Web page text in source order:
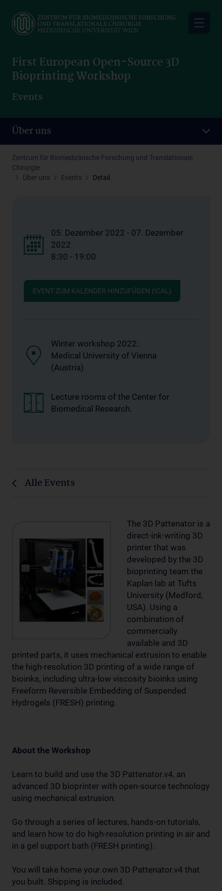
main
First European Open-Source 3D
Bioprinting Workshop
Events
Über uns
Zentrum für Biomedizinische Forschung und Translationale
Chirurgie
Über uns
Events Detail
05. Dezember 2022 - 07. Dezember
2022
8:30 - 19:00
EVENT ZUM KALENDER HINZUFÜGEN (ICAL)
Winter workshop 2022:
Medical University of Vienna
(Austria)
Lecture rooms of the Center for
Biomedical Research.
Alle Events
The 3D Pattenator is a
direct-ink-writing 3D
printer that was
developed by the 3D
bioprinting team the
Kaplan lab at Tufts
University (Medford,
USA). Using a
combination of
commercially
available and 3D
printed parts, it uses mechanical extrusion to enable
the high-resolution 3D printing of a wide range of
bioinks, including ultra-low viscosity bioinks using
Freeform Reversible Embedding of Suspended
Hydrogels (FRESH) printing.
About the Workshop
Learn to build and use the 3D Pattenator.v4, an
advanced 3D bioprinter with open-source technology
using mechanical extrusion.
Go through a series of lectures, hands-on tutorials,
and learn how to do high-resolution printing in air and
in a gel support bath (FRESH printing).
You will take home your own 3D Pattenator.v4 that
you built. Shipping is included.